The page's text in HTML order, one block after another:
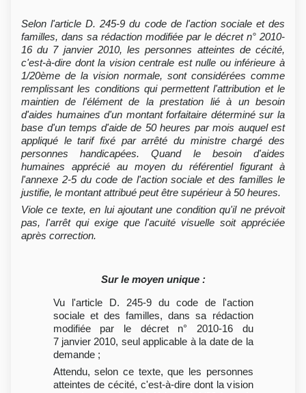
Selon l'article D. 245-9 du code de l'action sociale et des
familles, dans sa rédaction modifiée par le décret n° 2010-
16 du 7 janvier 2010, les personnes atteintes de cécité,
c'est-à-dire dont la vision centrale est nulle ou inférieure à
1/20ème de la vision normale, sont considérées comme
remplissant les conditions qui permettent l'attribution et le
maintien de l'élément de la prestation lié à un besoin
d'aides humaines d'un montant forfaitaire déterminé sur la
base d'un temps d'aide de 50 heures par mois auquel est
appliqué le tarif fixé par arrêté du ministre chargé des
personnes handicapées. Quand le besoin d'aides
humaines apprécié au moyen du référentiel figurant à
l'annexe 2-5 du code de l'action sociale et des familles le
justifie, le montant attribué peut être supérieur à 50 heures.
Viole ce texte, en lui ajoutant une condition qu'il ne prévoit
pas, l'arrêt qui exige que l'acuité visuelle soit appréciée
après correction.
Sur le moyen unique :
Vu l'article D. 245-9 du code de l'action
sociale et des familles, dans sa rédaction
modifiée par le décret n° 2010-16 du
7 janvier 2010, seul applicable à la date de la
demande ;
Attendu, selon ce texte, que les personnes
atteintes de cécité, c'est-à-dire dont la vision